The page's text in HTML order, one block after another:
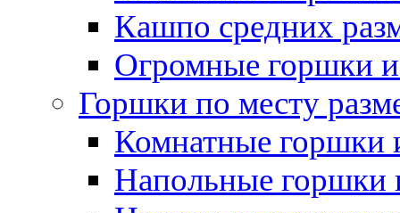
Кашпо средних
Огромные горшки
Горшки по месту
Комнатные горшки
Напольные горшки